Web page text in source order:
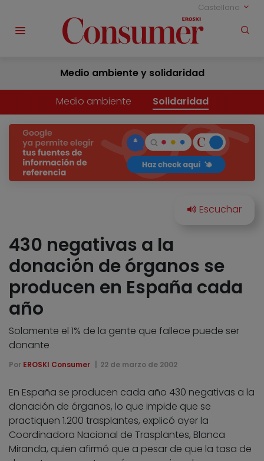
Castellano
Medio ambiente y solidaridad
Medio ambiente Solidaridad
430 negativas a la
donación de órganos se
producen en España cada
año
Solamente el 1% de la gente que fallece puede ser
donante
Por EROSKI Consumer 22 de marzo de 2002
En España se producen cada año 430 negativas a la
donación de órganos, lo que impide que se
practiquen 1.200 trasplantes, explicó ayer la
Coordinadora Nacional de Trasplantes, Blanca
Miranda, quien afirmó que a pesar de que la tasa de